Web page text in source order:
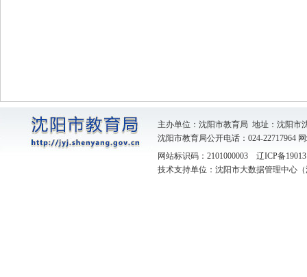
主办单位：沈阳市教育局 地址：沈阳
沈阳市教育局公开电话：024-22717964
网站标识码：2101000003 辽ICP备
技术支持单位：沈阳市大数据管理中心